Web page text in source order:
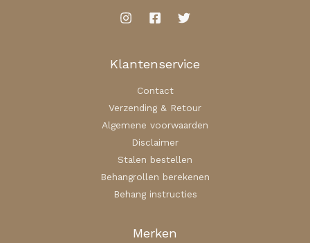
Klantenservice
Contact
Verzending & Retour
Algemene voorwaarden
Disclaimer
Stalen bestellen
Behangrollen berekenen
Behang instructies
Merken